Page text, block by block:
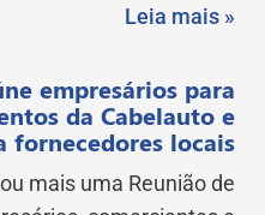
Leia mais »
empresários para
da Cabelauto e
fornecedores locais
mais uma Reunião de